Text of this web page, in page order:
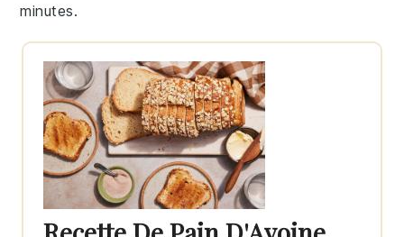
minutes.